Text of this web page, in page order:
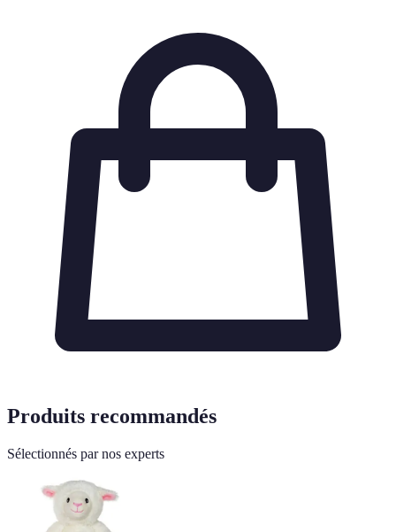
Produits recommandés
Sélectionnés par nos experts